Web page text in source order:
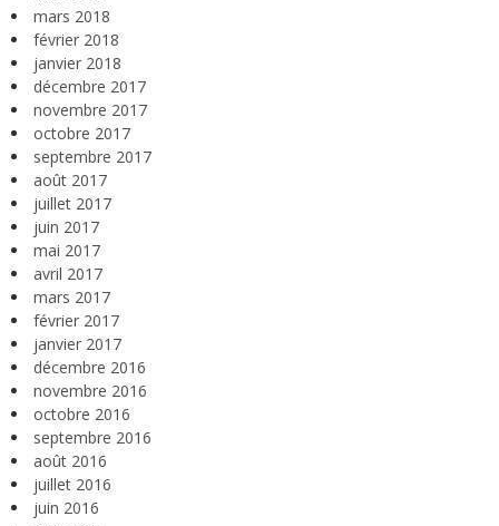
mars 2018
février 2018
janvier 2018
décembre 2017
novembre 2017
octobre 2017
septembre 2017
août 2017
juillet 2017
juin 2017
mai 2017
avril 2017
mars 2017
février 2017
janvier 2017
décembre 2016
novembre 2016
octobre 2016
septembre 2016
août 2016
juillet 2016
juin 2016